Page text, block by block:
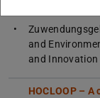
and
and
HOCLOOP –